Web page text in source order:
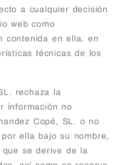
a cualquier decisión
web como
contenida en ella, en
técnicas de los
rechaza la
información no
Copé, SL. o no
ella bajo su nombre,
se derive de la